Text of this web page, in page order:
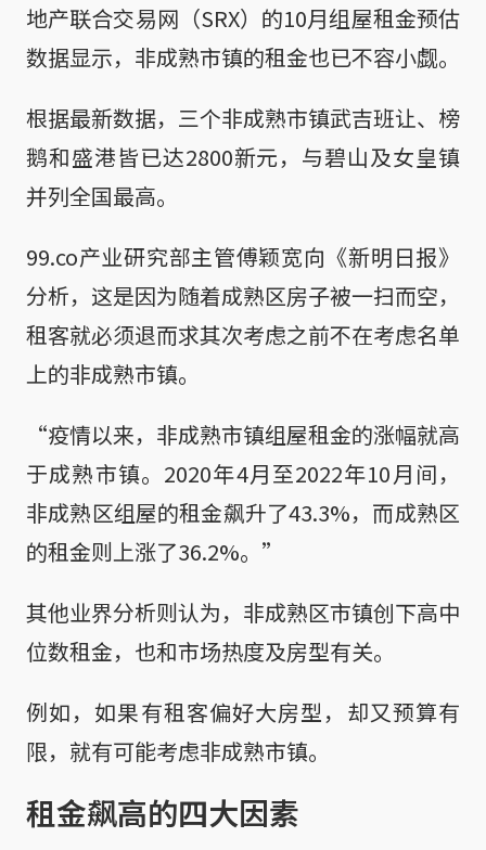
地产联合交易网（SRX）的10月组屋租金预估
数据显示，非成熟市镇的租金也已不容小觑。
根据最新数据，三个非成熟市镇武吉班让、榜
鹅和盛港皆已达2800新元，与碧山及女皇镇
并列全国最高。
99.co产业研究部主管傅颖宽向《新明日报》
分析，这是因为随着成熟区房子被一扫而空，
租客就必须退而求其次考虑之前不在考虑名单
上的非成熟市镇。
“疫情以来，非成熟市镇组屋租金的涨幅就高
于成熟市镇。2020年4月至2022年10月间，
非成熟区组屋的租金飙升了43.3%，而成熟区
的租金则上涨了36.2%。”
其他业界分析则认为，非成熟区市镇创下高中
位数租金，也和市场热度及房型有关。
例如，如果有租客偏好大房型，却又预算有
限，就有可能考虑非成熟市镇。
租金飙高的四大因素